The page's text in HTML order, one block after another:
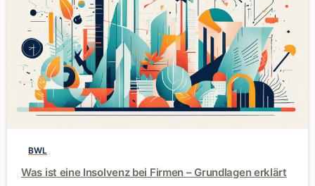
0
BWL
Was ist eine Insolvenz bei Firmen – Grundlagen erklärt